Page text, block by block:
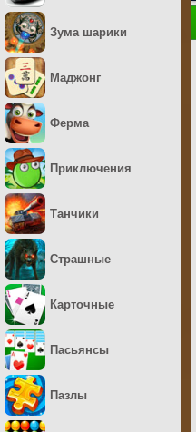
Зума шарики
Маджонг
Ферма
Приключения
Танчики
Страшные
Карточные
Пасьянсы
Пазлы